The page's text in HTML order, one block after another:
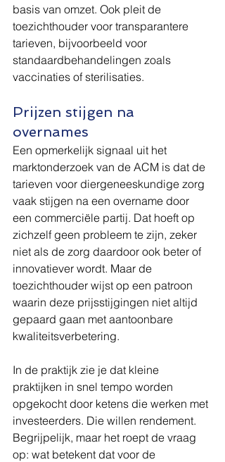
basis van omzet. Ook pleit de
toezichthouder voor transparantere
tarieven, bijvoorbeeld voor
standaardbehandelingen zoals
vaccinaties of sterilisaties.
Prijzen stijgen na
overnames
Een opmerkelijk signaal uit het
marktonderzoek van de ACM is dat de
tarieven voor diergeneeskundige zorg
vaak stijgen na een overname door
een commerciële partij. Dat hoeft op
zichzelf geen probleem te zijn, zeker
niet als de zorg daardoor ook beter of
innovatiever wordt. Maar de
toezichthouder wijst op een patroon
waarin deze prijsstijgingen niet altijd
gepaard gaan met aantoonbare
kwaliteitsverbetering.
In de praktijk zie je dat kleine
praktijken in snel tempo worden
opgekocht door ketens die werken met
investeerders. Die willen rendement.
Begrijpelijk, maar het roept de vraag
op: wat betekent dat voor de